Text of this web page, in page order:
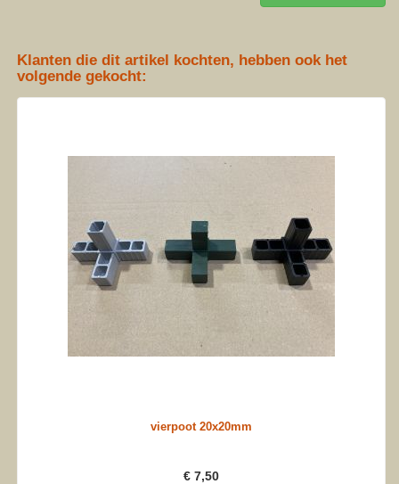
Klanten die dit artikel kochten, hebben ook het
volgende gekocht:
vierpoot 20x20mm
€ 7,50